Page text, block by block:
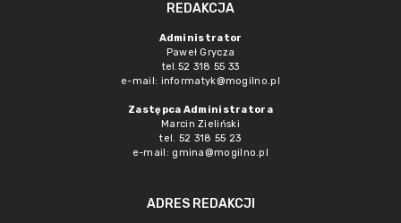
REDAKCJA
Administrator
Paweł Grycza
tel.52 318 55 33
e-mail: informatyk@mogilno.pl
Zastępca Administratora
Marcin Zieliński
tel. 52 318 55 23
e-mail: gmina@mogilno.pl
ADRES REDAKCJI